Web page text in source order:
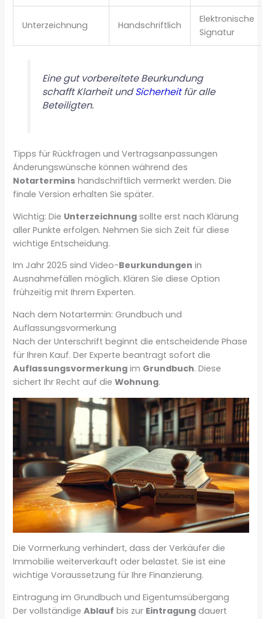
Unterzeichnung Handschriftlich
Elektronische
Signatur
Eine gut vorbereitete Beurkundung
schafft Klarheit undSicherheitfür alle
Beteiligten.
Tipps für Rückfragen und Vertragsanpassungen
Änderungswünsche können während des
Notartermins handschriftlich vermerkt werden. Die
finale Version erhalten Sie später.
Wichtig: Die Unterzeichnung sollte erst nach Klärung
aller Punkte erfolgen. Nehmen Sie sich Zeit für diese
wichtige Entscheidung.
Im Jahr 2025 sind Video-Beurkundungen in
Ausnahmefällen möglich. Klären Sie diese Option
frühzeitig mit Ihrem Experten.
Nach dem Notartermin: Grundbuch und
Auflassungsvormerkung
Nach der Unterschrift beginnt die entscheidende Phase
für Ihren Kauf. Der Experte beantragt sofort die
Auflassungsvormerkung im Grundbuch. Diese
sichert Ihr Recht auf dieWohnung.
Die Vormerkung verhindert, dass der Verkäufer die
Immobilie weiterverkauft oder belastet. Sie ist eine
wichtige Voraussetzung für Ihre Finanzierung.
Eintragung im Grundbuch und Eigentumsübergang
Der vollständigeAblauf bis zur Eintragung dauert